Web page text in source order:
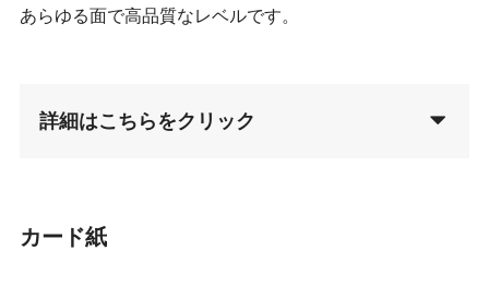
あらゆる面で高品質なレベルです。
詳細はこちらをクリック
カード紙